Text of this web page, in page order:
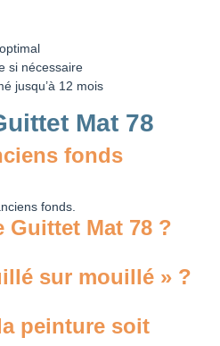
si nécessaire
jusqu’à 12 mois
Mat 78
fonds
fonds.
Guittet Mat 78 ?
sur mouillé » ?
peinture soit